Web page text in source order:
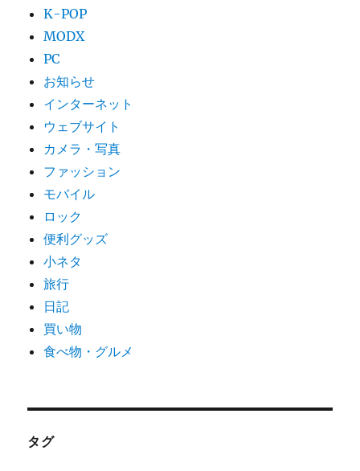
K-POP
MODX
PC
お知らせ
インターネット
ウェブサイト
カメラ・写真
ファッション
モバイル
ロック
便利グッズ
小ネタ
旅行
日記
買い物
食べ物・グルメ
タグ